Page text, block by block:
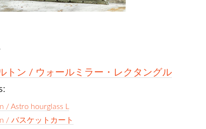
トン / ウォールミラー・レクタングル
/ Astro hourglass L
/ バスケットカート